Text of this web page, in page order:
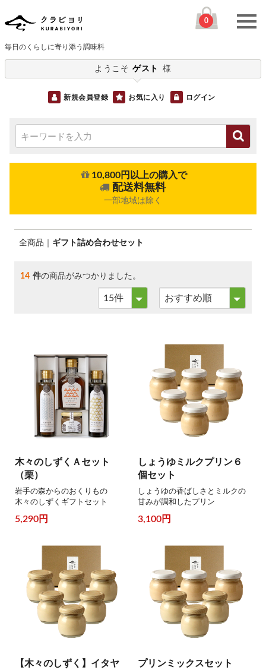
毎日のくらしに寄り添う調味料
0
ようこそ ゲスト 様
新規会員登録 お気に入り ログイン
10,800円以上の購入で
配送料無料
一部地域は除く
全商品 ギフト詰め合わせセット
14 件の商品がみつかりました。
木々のしずくＡセット
（栗）
岩手の森からのおくりもの
木々のしずくギフトセット
5,290円
しょうゆミルクプリン６
個セット
しょうゆの香ばしさとミルクの
甘みが調和したプリン
3,100円
【木々のしずく】イタヤ
プリンミックスセット